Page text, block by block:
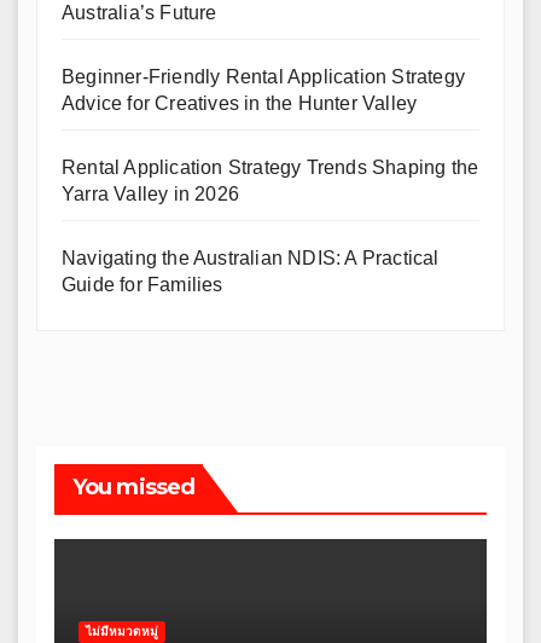
Australia’s Future
Beginner-Friendly Rental Application Strategy
Advice for Creatives in the Hunter Valley
Rental Application Strategy Trends Shaping the
Yarra Valley in 2026
Navigating the Australian NDIS: A Practical
Guide for Families
You missed
ไม่มีหมวดหมู่